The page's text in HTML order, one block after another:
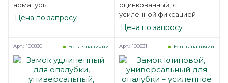
арматуры
Цена по запросу
оцинкованный, с
усиленной фиксацией
Цена по запросу
Есть в наличии
Арт.: 100830 Есть в наличии
Арт.: 100831